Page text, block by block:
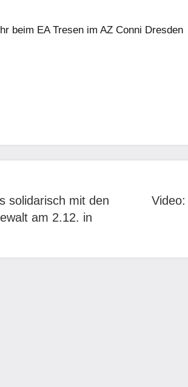
beim EA Tresen im AZ Conni Dresden
solidarisch mit den
am 2.12. in